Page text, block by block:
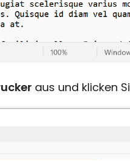
aus und klicken